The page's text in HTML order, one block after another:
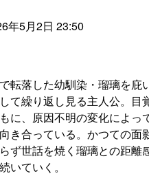
年5月2日 23:50
転落した幼馴染・瑠璃を庇
て繰り返し見る主人公。目
に、原因不明の変化によっ
き合っている。かつての面
ず世話を焼く瑠璃との距離
いていく。